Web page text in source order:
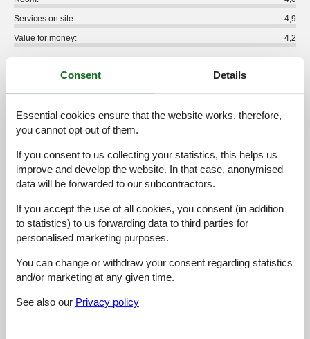
Services on site:
4,9
Value for money:
4,2
Cleaning: Location: 3 Overall:
Room:
5 Services on site:
3,8 august 2023
Cleaning: Location:
General:
Sehr nette Rezeption und tolle Option des „vorab-Check-In“
somit alles entspannt, schnell und einfach! Ebenso die Abreise!
beschrieben und erwartet, Frühstück reichhaltig und gut sortiert,
Ess-Genuss mit Blick auf die Berge möglich; natürlich bei
frische Produkte und gutem Service. Sauna individuell für 60min
Consent Details
Essential cookies ensure that the website works, therefore,
you cannot opt out of them.
If you consent to us collecting your statistics, this helps us
improve and develop the website. In that case, anonymised
data will be forwarded to our subcontractors.
If you accept the use of all cookies, you consent (in addition
to statistics) to us forwarding data to third parties for
personalised marketing purposes.
You can change or withdraw your consent regarding statistics
and/or marketing at any given time.
See also our Privacy policy